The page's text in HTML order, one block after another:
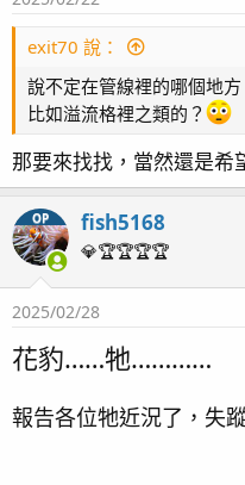
缸也要注意好溫度喔
魚重要人也重要
出門
日後也是會繼續不定期更
持續好好的一直照顧這牠
花豹的新地盤
2025/1/25
最近改變了造景，花豹搬
不過看起來蠻好找的，躲
不會被寄居蟹侵入
：
exit70 說：
說不定在管線裡的哪個地方
比如溢流格裡之類的？
那要來找找，當然還是希
OP fish5168
💎🏆🏆🏆🏆
2025/02/28
花豹……牠…………
報告各位牠近況了，失